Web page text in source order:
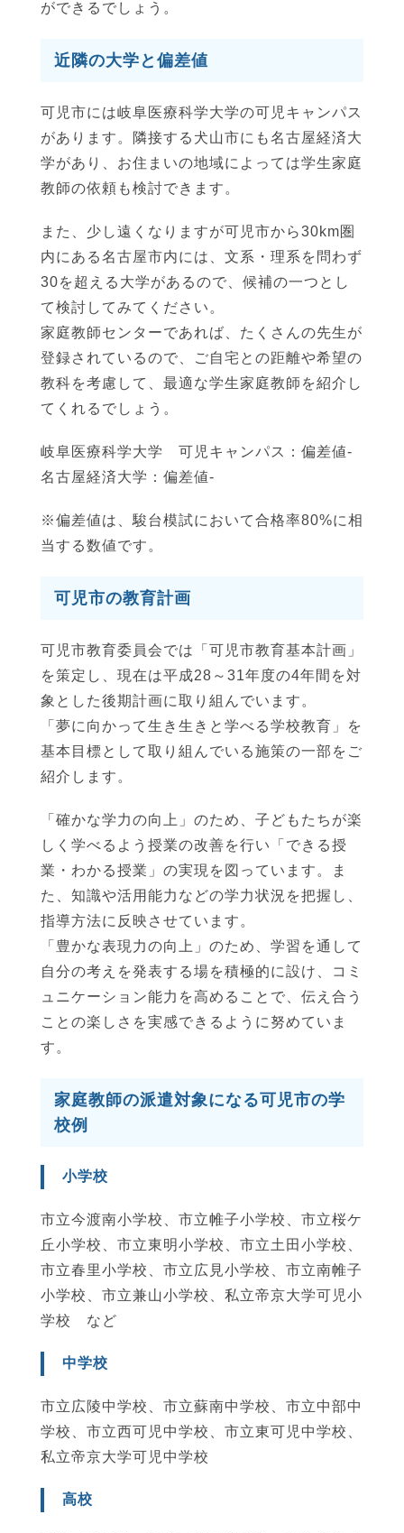
ができるでしょう。
近隣の大学と偏差値
可児市には岐阜医療科学大学の可児キャンパス
があります。隣接する犬山市にも名古屋経済大
学があり、お住まいの地域によっては学生家庭
教師の依頼も検討できます。
また、少し遠くなりますが可児市から30km圏
内にある名古屋市内には、文系・理系を問わず
30を超える大学があるので、候補の一つとし
て検討してみてください。
家庭教師センターであれば、たくさんの先生が
登録されているので、ご自宅との距離や希望の
教科を考慮して、最適な学生家庭教師を紹介し
てくれるでしょう。
岐阜医療科学大学 可児キャンパス：偏差値-
名古屋経済大学：偏差値-
※偏差値は、駿台模試において合格率80%に相
当する数値です。
可児市の教育計画
可児市教育委員会では「可児市教育基本計画」
を策定し、現在は平成28～31年度の4年間を対
象とした後期計画に取り組んでいます。
「夢に向かって生き生きと学べる学校教育」を
基本目標として取り組んでいる施策の一部をご
紹介します。
「確かな学力の向上」のため、子どもたちが楽
しく学べるよう授業の改善を行い「できる授
業・わかる授業」の実現を図っています。ま
た、知識や活用能力などの学力状況を把握し、
指導方法に反映させています。
「豊かな表現力の向上」のため、学習を通して
自分の考えを発表する場を積極的に設け、コミ
ュニケーション能力を高めることで、伝え合う
ことの楽しさを実感できるように努めていま
す。
家庭教師の派遣対象になる可児市の学
校例
小学校
市立今渡南小学校、市立帷子小学校、市立桜ケ
丘小学校、市立東明小学校、市立土田小学校、
市立春里小学校、市立広見小学校、市立南帷子
小学校、市立兼山小学校、私立帝京大学可児小
学校 など
中学校
市立広陵中学校、市立蘇南中学校、市立中部中
学校、市立西可児中学校、市立東可児中学校、
私立帝京大学可児中学校
高校